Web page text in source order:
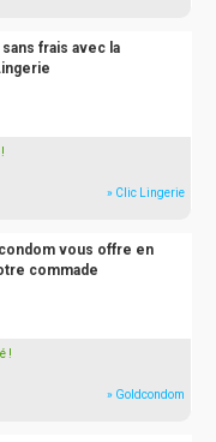
frais avec la
» Clic Lingerie
vous offre en
commade
!
» Goldcondom